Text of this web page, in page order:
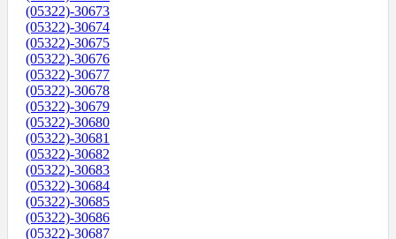
(05322)-30673
(05322)-30674
(05322)-30675
(05322)-30676
(05322)-30677
(05322)-30678
(05322)-30679
(05322)-30680
(05322)-30681
(05322)-30682
(05322)-30683
(05322)-30684
(05322)-30685
(05322)-30686
(05322)-30687